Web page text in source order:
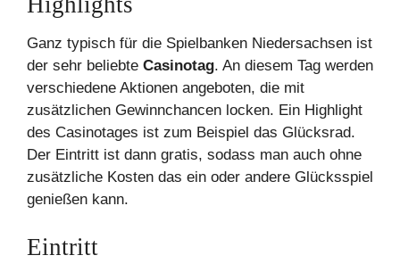
Ganz typisch für die Spielbanken Niedersachsen ist
der sehr beliebte Casinotag. An diesem Tag werden
verschiedene Aktionen angeboten, die mit
zusätzlichen Gewinnchancen locken. Ein Highlight
des Casinotages ist zum Beispiel das Glücksrad.
Der Eintritt ist dann gratis, sodass man auch ohne
zusätzliche Kosten das ein oder andere Glücksspiel
genießen kann.
Eintritt